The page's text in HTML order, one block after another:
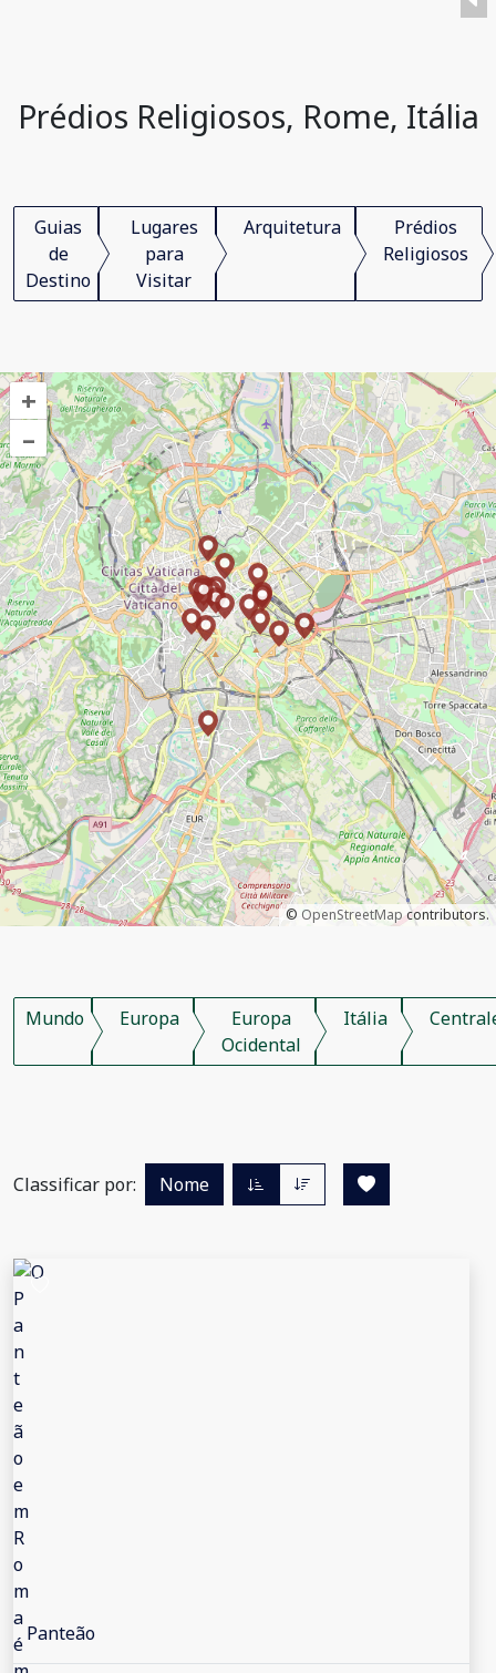
Prédios Religiosos, Rome, Itália
Guias
de
Destino
Lugares
para
Visitar
Arquitetura
Prédios
Religiosos
+
–
© OpenStreetMapcontributors.
Mundo Europa
Europa
Ocidental
Itália
Classificar por: Nome
Panteão